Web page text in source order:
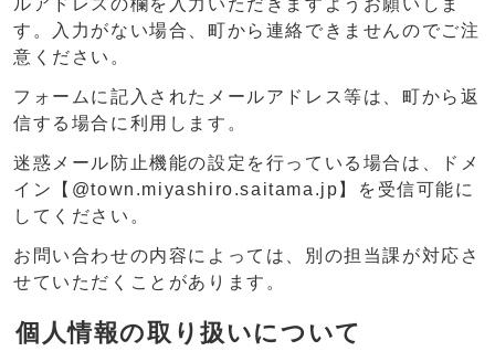
す。入力がない場合、町から連絡できませんのでご注
意ください。
フォームに記入されたメールアドレス等は、町から返
信する場合に利用します。
迷惑メール防止機能の設定を行っている場合は、ドメ
イン【@town.miyashiro.saitama.jp】を受信可能に
してください。
お問い合わせの内容によっては、別の担当課が対応さ
せていただくことがあります。
個人情報の取り扱いについて